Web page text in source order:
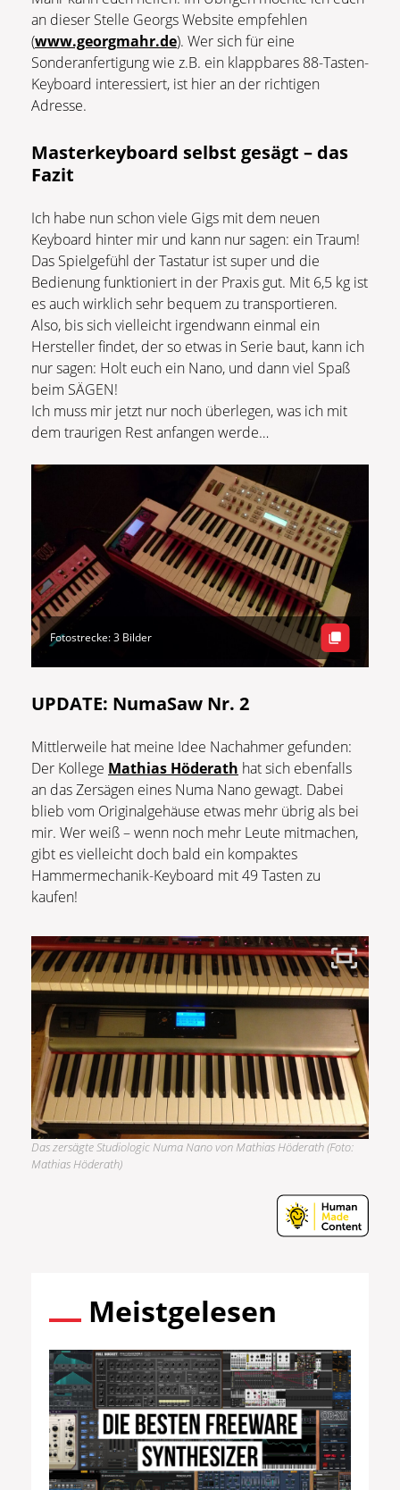
an dieser Stelle Georgs Website empfehlen
(www.georgmahr.de). Wer sich für eine
Sonderanfertigung wie z.B. ein klappbares 88-Tasten-
Keyboard interessiert, ist hier an der richtigen
Adresse.
Masterkeyboard selbst gesägt – das
Fazit
Ich habe nun schon viele Gigs mit dem neuen
Keyboard hinter mir und kann nur sagen: ein Traum!
Das Spielgefühl der Tastatur ist super und die
Bedienung funktioniert in der Praxis gut. Mit 6,5 kg ist
es auch wirklich sehr bequem zu transportieren.
Also, bis sich vielleicht irgendwann einmal ein
Hersteller findet, der so etwas in Serie baut, kann ich
nur sagen: Holt euch ein Nano, und dann viel Spaß
beim SÄGEN!
Ich muss mir jetzt nur noch überlegen, was ich mit
dem traurigen Rest anfangen werde…
Fotostrecke: 3 Bilder
UPDATE: NumaSaw Nr. 2
Mittlerweile hat meine Idee Nachahmer gefunden:
Der Kollege Mathias Höderath hat sich ebenfalls
an das Zersägen eines Numa Nano gewagt. Dabei
blieb vom Originalgehäuse etwas mehr übrig als bei
mir. Wer weiß – wenn noch mehr Leute mitmachen,
gibt es vielleicht doch bald ein kompaktes
Hammermechanik-Keyboard mit 49 Tasten zu
kaufen!
Das zersägte Studiologic Numa Nano von Mathias Höderath (Foto:
Mathias Höderath)
Meistgelesen